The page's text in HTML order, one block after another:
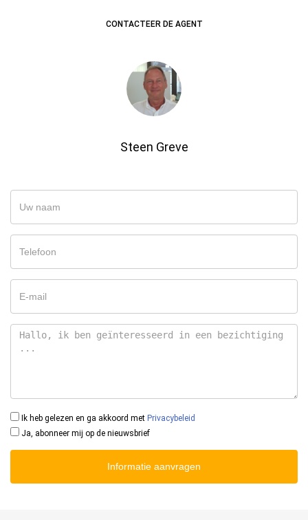
CONTACTEER DE AGENT
Steen Greve
Ik heb gelezen en ga akkoord met Privacybeleid
Ja, abonneer mij op de nieuwsbrief
Informatie aanvragen